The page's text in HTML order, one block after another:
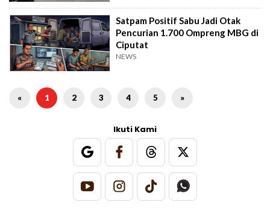
Satpam Positif Sabu Jadi Otak
Pencurian 1.700 Ompreng MBG di
Ciputat
NEWS
« 1 2 3 4 5 »
Ikuti Kami